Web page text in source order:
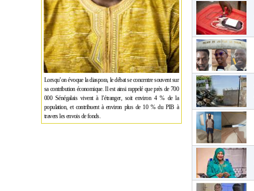
Lorsqu’on évoque la diaspora, le débat se concentre souvent sur
sa contribution économique. Il est ainsi rappelé que près de 700
000 Sénégalais vivent à l’étranger, soit environ 4 % de la
population, et contribuent à environ plus de 10 % du PIB à
travers les envois de fonds.